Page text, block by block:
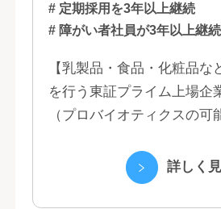
# 定期採用を3年以上継続
# 障がい者社員が3年以上継
【乳製品・食品・化粧品な
を行う東証プライム上場企
（プロバイオティクスの可
る優れた機能性飲料） ・国
詳しく